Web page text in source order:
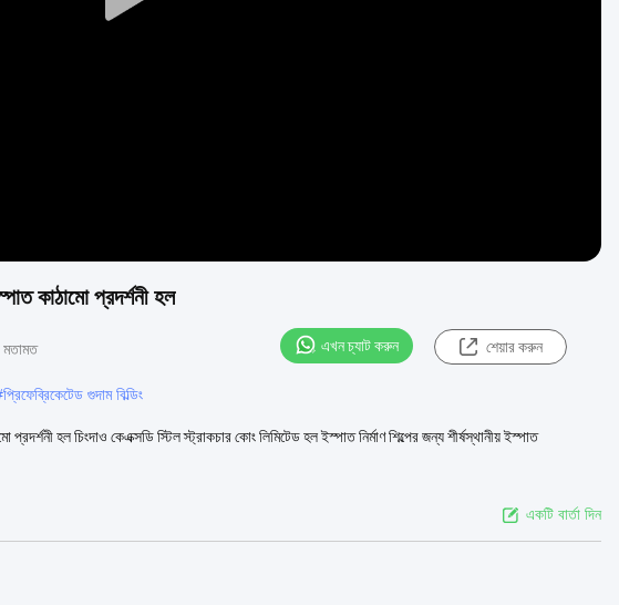
Play
কাঠামো প্রদর্শনী হল
এখন চ্যাট করুন শেয়ার করুন
প্রিফেব্রিকেটেড গুদাম বিল্ডিং
হল চিংদাও কেএক্সডি স্টিল স্ট্রাকচার কোং লিমিটেড হল ইস্পাত নির্মাণ শিল্পের জন্য শীর্ষস্থানীয় ইস্পাত
একটি বার্তা দিন